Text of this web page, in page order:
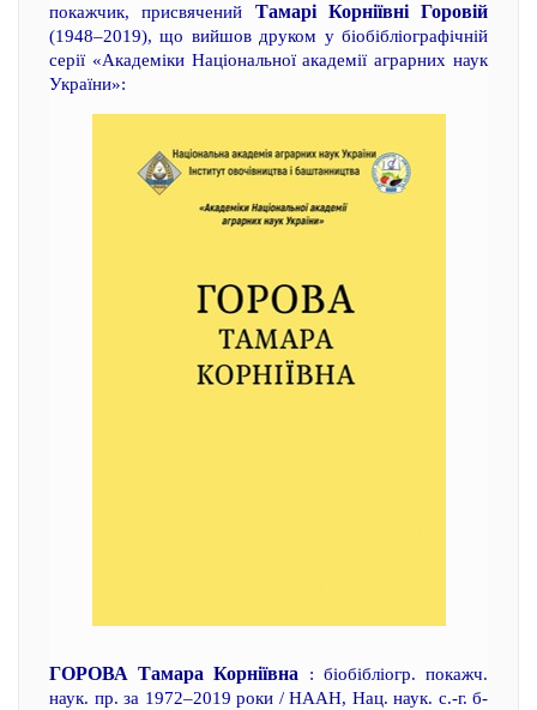
покажчик, присвячений Тамарі Корніївні Горовій
(1948–2019), що вийшов друком у біобібліографічній
серії «Академіки Національної академії аграрних наук
України»:
ГОРОВА Тамара Корніївна : біобібліогр. покажч.
наук. пр. за 1972–2019 роки / НААН, Нац. наук. с.-г. б-